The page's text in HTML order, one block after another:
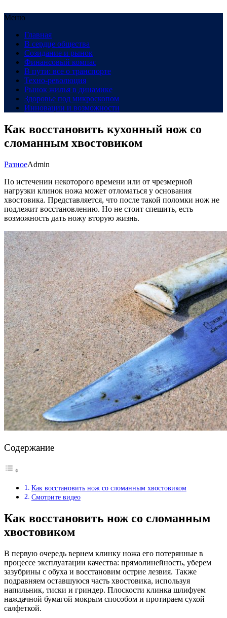
Меню
Главная
В сердце общества
Созидание и рынок
Финансовый компас
В пути: все о транспорте
Техно-революция
Рынок жилья в динамике
Здоровье под микроскопом
Инновации и возможности
Как восстановить кухонный нож со
сломанным хвостовиком
РазноеAdmin
По истечении некоторого времени или от чрезмерной
нагрузки клинок ножа может отломаться у основания
хвостовика. Представляется, что после такой поломки нож не
подлежит восстановлению. Но не стоит спешить, есть
возможность дать ножу вторую жизнь.
Содержание
Как восстановить нож со сломанным хвостовиком
Смотрите видео
Как восстановить нож со сломанным
хвостовиком
В первую очередь вернем клинку ножа его потерянные в
процессе эксплуатации качества: прямолинейность, уберем
зазубрины с обуха и восстановим острие лезвия. Также
подравняем оставшуюся часть хвостовика, используя
напильник, тиски и гриндер. Плоскости клинка шлифуем
наждачной бумагой мокрым способом и протираем сухой
салфеткой.